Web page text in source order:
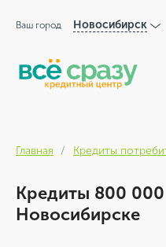
Ваш город Новосибирск
Главная Кредиты
Кредиты 800 000
Новосибирске